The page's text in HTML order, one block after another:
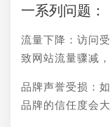
一系列问题：
流量下降：访问
致网站流量骤减
品牌声誉受损：
品牌的信任度会